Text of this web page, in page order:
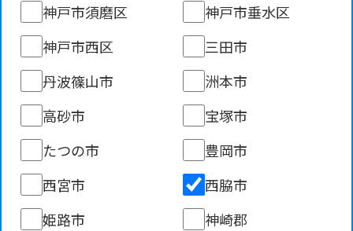
神戸市須磨区
神戸市垂水区
神戸市西区
三田市
丹波篠山市
洲本市
高砂市
宝塚市
たつの市
豊岡市
西宮市
西脇市
姫路市
神崎郡